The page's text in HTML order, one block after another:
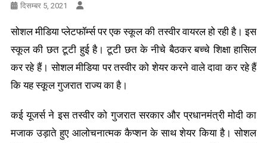
दिसम्बर 5, 2021
सोशल मीडिया प्लेटफॉर्म्स पर एक स्कूल की तस्वीर वायरल हो रही है। इस
स्कूल की छत टूटी हुई है। टूटी छत के नीचे बैठकर बच्चे शिक्षा हासिल
कर रहे हैं। सोशल मीडिया पर तस्वीर को शेयर करने वाले दावा कर रहे हैं
कि यह स्कूल गुजरात राज्य का है।
कई यूजर्स ने इस तस्वीर को गुजरात सरकार और प्रधानमंत्री मोदी का
मजाक उड़ाते हुए आलोचनात्मक कैप्शन के साथ शेयर किया है। सोशल